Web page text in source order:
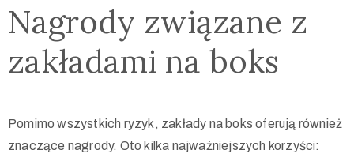
Nagrody związane z
zakładami na boks
Pomimo wszystkich ryzyk, zakłady na boks oferują również
znaczące nagrody. Oto kilka najważniejszych korzyści: